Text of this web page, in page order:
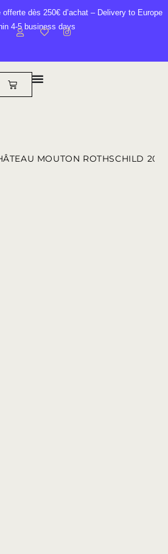
dès 250€ d’achat – Delivery to Europe
4-5 business days
MOUTON ROTHSCHILD